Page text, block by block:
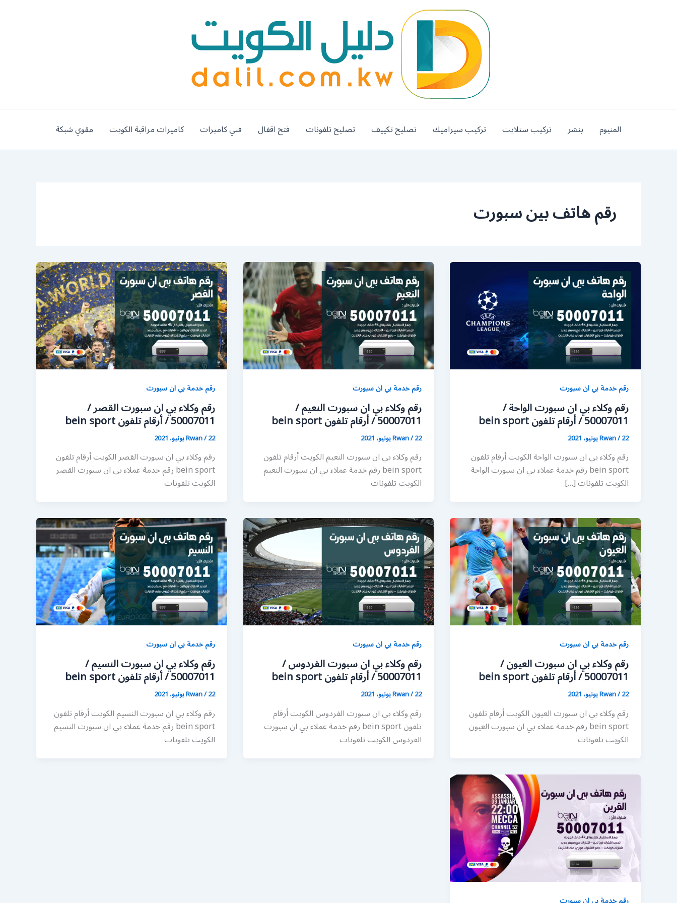
المنيوم بنشر تركيب ستلايت تركيب سيراميك تصليح تكييف تصليح تلفونات فتح اقفال فني كاميرات كاميرات مراقبة الكويت مقوي شبكة
رقم هاتف بين سبورت
رقم خدمة بي ان سبورت
رقم وكلاء بي ان سبورت الواحة /
50007011 / أرقام تلفون bein sport
Rwan/22 يونيو، 2021
رقم وكلاء بي ان سبورت الواحة الكويت أرقام تلفون
bein sport رقم خدمة عملاء بي ان سبورت الواحة
الكويت تلفونات […]
رقم خدمة بي ان سبورت
رقم وكلاء بي ان سبورت النعيم /
50007011 / أرقام تلفون bein sport
Rwan/22 يونيو، 2021
رقم وكلاء بي ان سبورت النعيم الكويت أرقام تلفون
bein sport رقم خدمة عملاء بي ان سبورت النعيم
الكويت تلفونات
رقم خدمة بي ان سبورت
رقم وكلاء بي ان سبورت القصر /
50007011 / أرقام تلفون bein sport
Rwan/22 يونيو، 2021
رقم وكلاء بي ان سبورت القصر الكويت أرقام تلفون
bein sport رقم خدمة عملاء بي ان سبورت القصر
الكويت تلفونات
رقم خدمة بي ان سبورت
رقم وكلاء بي ان سبورت العيون /
50007011 / أرقام تلفون bein sport
Rwan/22 يونيو، 2021
رقم وكلاء بي ان سبورت العيون الكويت أرقام تلفون
bein sport رقم خدمة عملاء بي ان سبورت العيون
الكويت تلفونات
رقم خدمة بي ان سبورت
رقم وكلاء بي ان سبورت الفردوس /
50007011 / أرقام تلفون bein sport
Rwan/22 يونيو، 2021
رقم وكلاء بي ان سبورت الفردوس الكويت أرقام
تلفون bein sport رقم خدمة عملاء بي ان سبورت
الفردوس الكويت تلفونات
رقم خدمة بي ان سبورت
رقم وكلاء بي ان سبورت النسيم /
50007011 / أرقام تلفون bein sport
Rwan/22 يونيو، 2021
رقم وكلاء بي ان سبورت النسيم الكويت أرقام تلفون
bein sport رقم خدمة عملاء بي ان سبورت النسيم
الكويت تلفونات